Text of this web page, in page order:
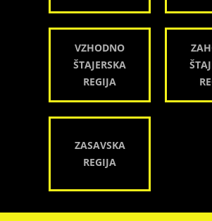
VZHODNO
ŠTAJERSKA
REGIJA
ZASAVSKA
REGIJA